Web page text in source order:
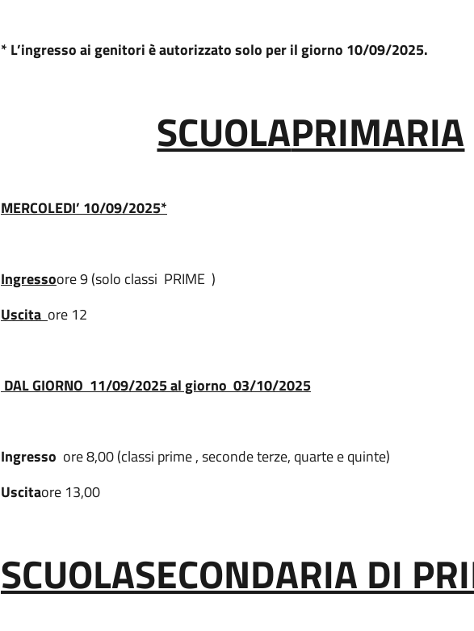
* L’ingresso ai genitori è autorizzato solo per il giorno 10/09/2025.
SCUOLAPRIMARIA
MERCOLEDI’ 10/09/2025*
Ingressoore 9 (solo classi PRIME )
Uscita ore 12
DAL GIORNO 11/09/2025 al giorno 03/10/2025
Ingresso ore 8,00 (classi prime , seconde terze, quarte e quinte)
Uscitaore 13,00
SCUOLASECONDARIA DI